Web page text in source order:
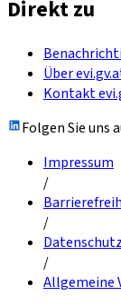
Direkt zu
Über
Kontakt
Folgen Sie uns
Impressum
/
/
Datenschutz
/
Allgemeine